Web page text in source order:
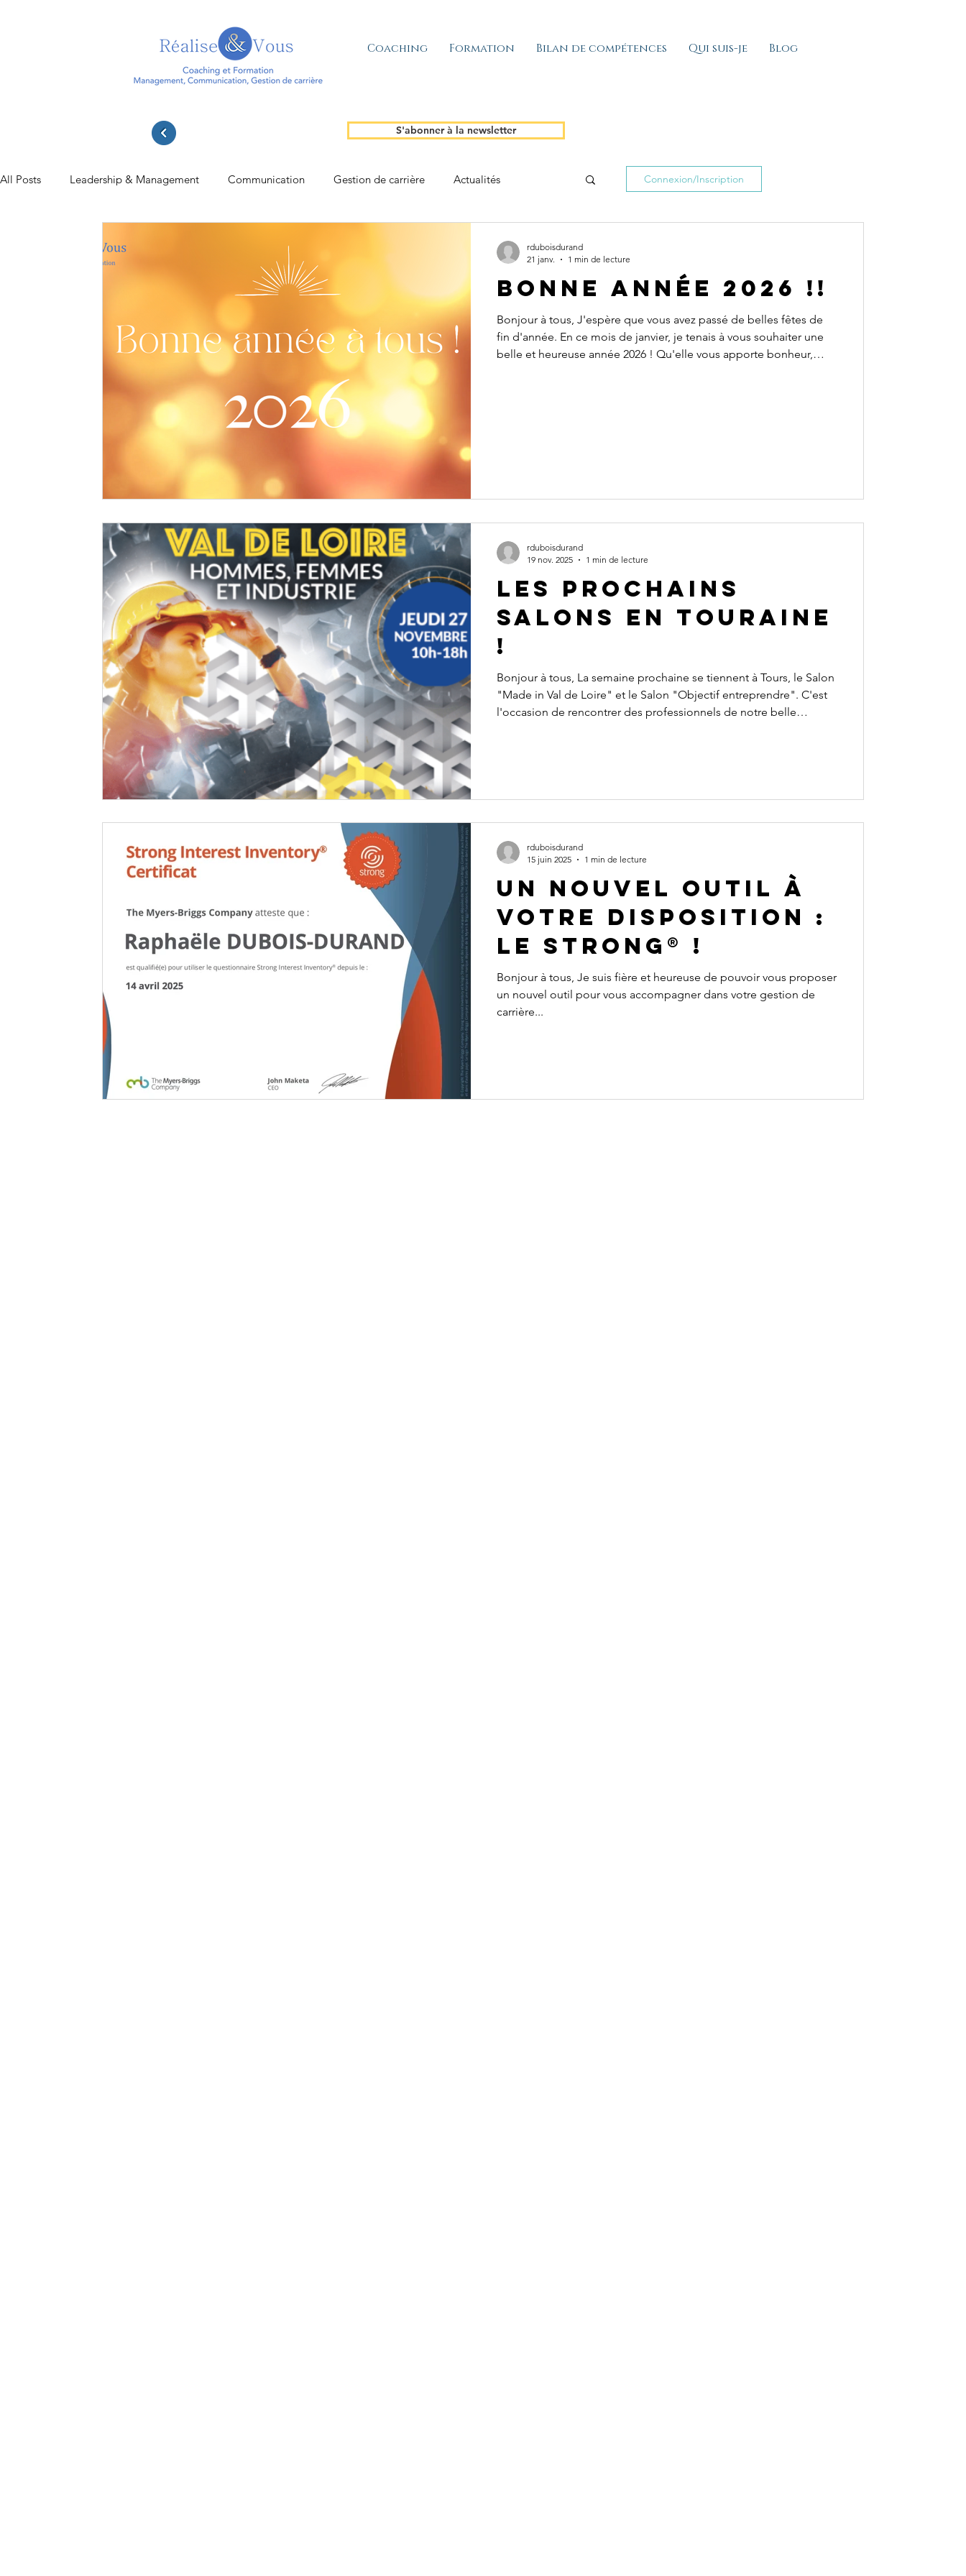
Coaching Formation Bilan de compétences Qui suis-je Blog
S'abonner à la newsletter
All Posts Leadership & Management Communication Gestion de carrière Actualités Connexion/Inscription
Bonne année 2026 !!
Bonjour à tous, J'espère que vous avez passé de belles fêtes de
fin d'année. En ce mois de janvier, je tenais à vous souhaiter une
belle et heureuse année 2026 ! Qu'elle vous apporte bonheur,
rduboisdurand
21 janv.
1 min de lecture
les Prochains
Salons en Touraine
!
Bonjour à tous, La semaine prochaine se tiennent à Tours, le Salon
"Made in Val de Loire" et le Salon "Objectif entreprendre". C'est
l'occasion de rencontrer des professionnels de notre belle
rduboisdurand
19 nov. 2025
1 min de lecture
Un nouvel outil à
votre disposition :
le STRONG® !
Bonjour à tous, Je suis fière et heureuse de pouvoir vous proposer
un nouvel outil pour vous accompagner dans votre gestion de
carrière...
rduboisdurand
15 juin 2025
1 min de lecture